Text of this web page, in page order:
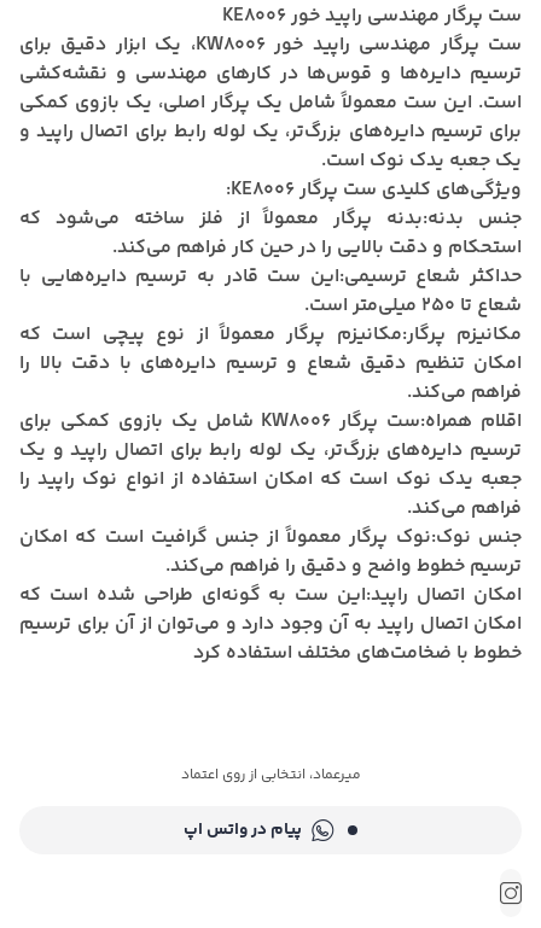
ست پرگار مهندسی راپید خور KE8006
ست پرگار مهندسی راپید خور KW8006، یک ابزار دقیق برای
ترسیم دایره‌ها و قوس‌ها در کارهای مهندسی و نقشه‌کشی
است. این ست معمولاً شامل یک پرگار اصلی، یک بازوی کمکی
برای ترسیم دایره‌های بزرگ‌تر، یک لوله رابط برای اتصال راپید و
یک جعبه یدک نوک است.
ویژگی‌های کلیدی ست پرگار KE8006:
جنس بدنه:بدنه پرگار معمولاً از فلز ساخته می‌شود که
استحکام و دقت بالایی را در حین کار فراهم می‌کند.
حداکثر شعاع ترسیمی:این ست قادر به ترسیم دایره‌هایی با
شعاع تا ۲۵۰ میلی‌متر است.
مکانیزم پرگار:مکانیزم پرگار معمولاً از نوع پیچی است که
امکان تنظیم دقیق شعاع و ترسیم دایره‌های با دقت بالا را
فراهم می‌کند.
اقلام همراه:
ست پرگار KW8006 شامل یک بازوی کمکی برای
ترسیم دایره‌های بزرگ‌تر، یک لوله رابط برای اتصال راپید و یک
جعبه یدک نوک است که امکان استفاده از انواع نوک راپید را
فراهم می‌کند.
جنس نوک:نوک پرگار معمولاً از جنس گرافیت است که امکان
ترسیم خطوط واضح و دقیق را فراهم می‌کند.
امکان اتصال راپید:این ست به گونه‌ای طراحی شده است که
امکان اتصال راپید به آن وجود دارد و می‌توان از آن برای ترسیم
خطوط با ضخامت‌های مختلف استفاده کرد
میرعماد، انتخابی از روی اعتماد
پیام در واتس اپ